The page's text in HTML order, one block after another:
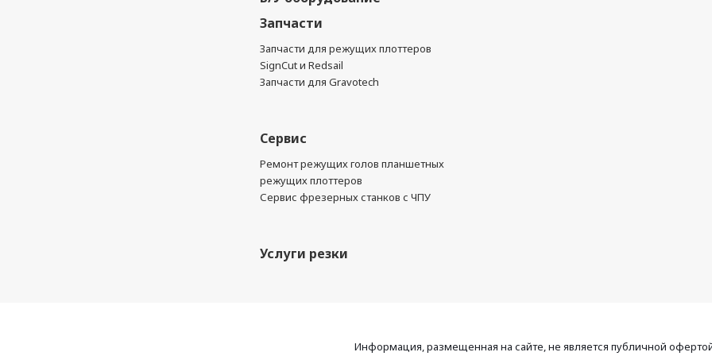
Запчасти
Запчасти для режущих плоттеров
SignCut и Redsail
Запчасти для Gravotech
Сервис
Ремонт режущих голов планшетных
режущих плоттеров
Сервис фрезерных станков с ЧПУ
Услуги резки
Информация, размещенная на сайте, не является публичной